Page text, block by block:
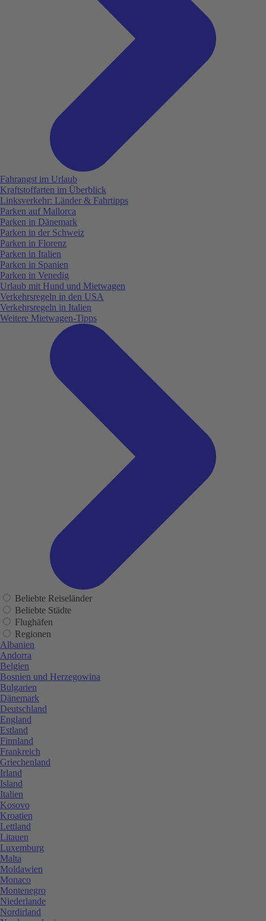
Fahrangst im Urlaub
Kraftstoffarten im Überblick
Linksverkehr: Länder & Fahrtipps
Parken auf Mallorca
Parken in Dänemark
Parken in der Schweiz
Parken in Florenz
Parken in Italien
Parken in Spanien
Parken in Venedig
Urlaub mit Hund und Mietwagen
Verkehrsregeln in den USA
Verkehrsregeln in Italien
Weitere Mietwagen-Tipps
Beliebte Reiseländer
Beliebte Städte
Flughäfen
Regionen
Albanien
Andorra
Belgien
Bosnien und Herzegowina
Bulgarien
Dänemark
Deutschland
England
Estland
Finnland
Frankreich
Griechenland
Irland
Island
Italien
Kosovo
Kroatien
Lettland
Litauen
Luxemburg
Malta
Moldawien
Monaco
Montenegro
Niederlande
Nordirland